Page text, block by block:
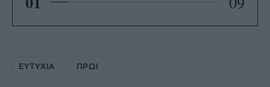
ΕΥΤΥΧΙΑ ΠΡΩΙ